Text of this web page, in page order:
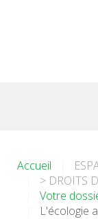
Accueil
> DROITS
Votre
L'écologie